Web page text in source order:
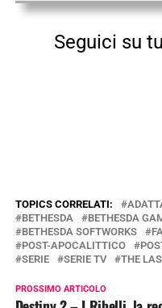
Seguici su
TOPICS CORRELATI:
BETHESDA
BETHESDA
BETHESDA SOFTWORKS
POST-APOCALITTICO
SERIE
SERIE TV THE
PROSSIMO ARTICOLO